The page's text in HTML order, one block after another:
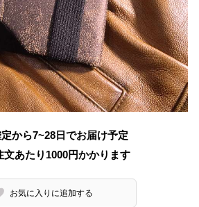
から7~28日でお届け予定
文あたり 1000円かかります
お気に入りに追加する